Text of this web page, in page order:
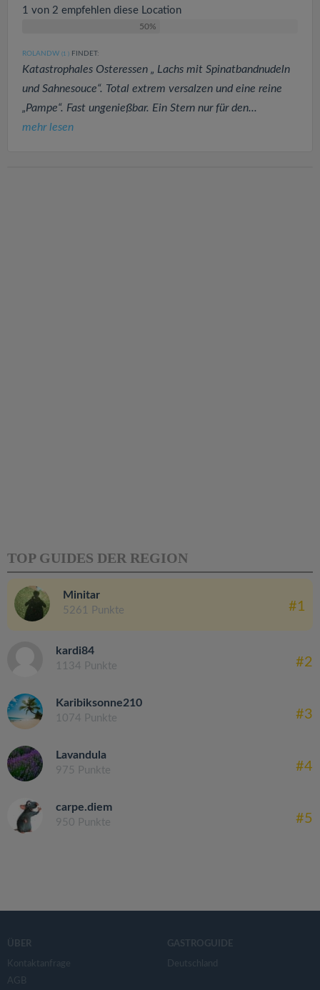
1 von 2 empfehlen diese Location
50%
ROLANDW (1 ) FINDET:
Katastrophales Osteressen „ Lachs mit Spinatbandnudeln
und Sahnesouce“. Total extrem versalzen und eine reine
„Pampe“. Fast ungenießbar. Ein Stern nur für den...
mehr lesen
TOP GUIDES DER REGION
Minitar
5261 Punkte #1
kardi84
1134 Punkte #2
Karibiksonne210
1074 Punkte #3
Lavandula
975 Punkte #4
carpe.diem
950 Punkte #5
ÜBER
Kontaktanfrage
AGB
GASTROGUIDE
Deutschland